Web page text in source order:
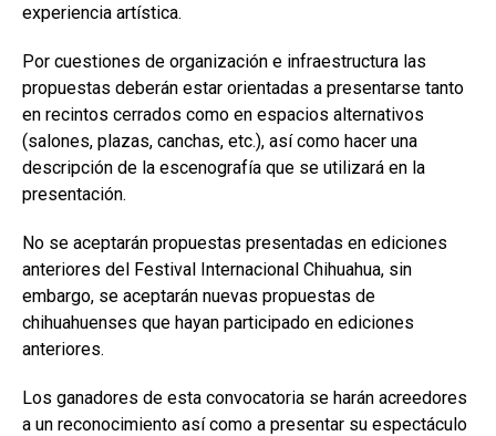
experiencia artística.
Por cuestiones de organización e infraestructura las
propuestas deberán estar orientadas a presentarse tanto
en recintos cerrados como en espacios alternativos
(salones, plazas, canchas, etc.), así como hacer una
descripción de la escenografía que se utilizará en la
presentación.
No se aceptarán propuestas presentadas en ediciones
anteriores del Festival Internacional Chihuahua, sin
embargo, se aceptarán nuevas propuestas de
chihuahuenses que hayan participado en ediciones
anteriores.
Los ganadores de esta convocatoria se harán acreedores
a un reconocimiento así como a presentar su espectáculo